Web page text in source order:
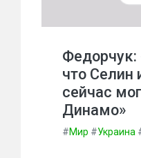
Федорчук:
что Селин
сейчас
Динамо»
#Мир #Украина